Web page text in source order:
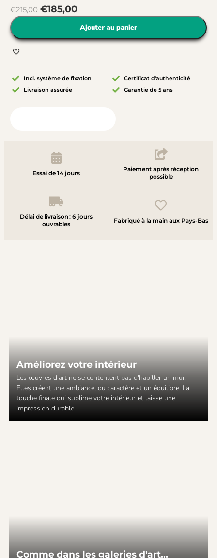
€215,00 €185,00
Ajouter au panier
Incl. système de fixation
Livraison assurée
Certificat d'authenticité
Garantie de 5 ans
Essai de 14 jours
Paiement après réception
possible
Délai de livraison : 6 jours
ouvrables
Fabriqué à la main aux Pays-Bas
Améliorez votre intérieur
Les œuvres d'art ne se contentent pas d'habiller un mur.
Elles créent une ambiance, du caractère et un équilibre. La
touche finale qui sublime votre intérieur et laisse une
impression durable.
Comme dans les galeries d'art...